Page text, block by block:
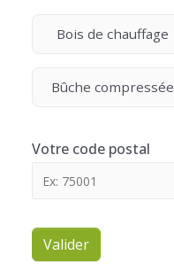
Bois de chauffage
Bûche compressée
Votre code postal
Valider